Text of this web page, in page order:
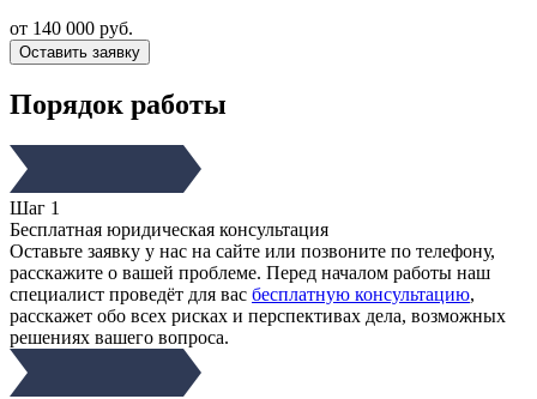
от 140 000 руб.
Оставить заявку
Порядок работы
Шаг 1
Бесплатная юридическая консультация
Оставьте заявку у нас на сайте или позвоните по телефону,
расскажите о вашей проблеме. Перед началом работы наш
специалист проведёт для вас бесплатную консультацию,
расскажет обо всех рисках и перспективах дела, возможных
решениях вашего вопроса.